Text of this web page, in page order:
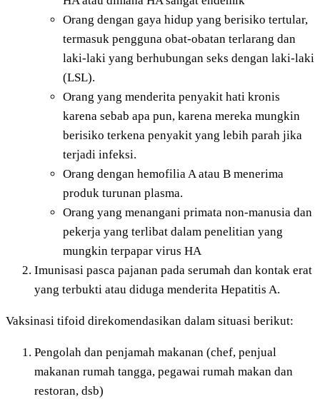
Orang dengan gaya hidup yang berisiko tertular,
termasuk pengguna obat-obatan terlarang dan
laki-laki yang berhubungan seks dengan laki-laki
(LSL).
Orang yang menderita penyakit hati kronis
karena sebab apa pun, karena mereka mungkin
berisiko terkena penyakit yang lebih parah jika
terjadi infeksi.
Orang dengan hemofilia A atau B menerima
produk turunan plasma.
Orang yang menangani primata non-manusia dan
pekerja yang terlibat dalam penelitian yang
mungkin terpapar virus HA
Imunisasi pasca pajanan pada serumah dan kontak erat
yang terbukti atau diduga menderita Hepatitis A.
Vaksinasi tifoid direkomendasikan dalam situasi berikut:
Pengolah dan penjamah makanan (chef, penjual
makanan rumah tangga, pegawai rumah makan dan
restoran, dsb)